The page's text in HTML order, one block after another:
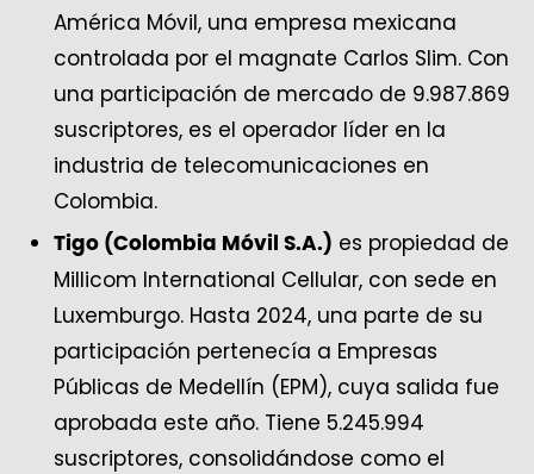
América Móvil, una empresa mexicana
controlada por el magnate Carlos Slim. Con
una participación de mercado de 9.987.869
suscriptores, es el operador líder en la
industria de telecomunicaciones en
Colombia.
Tigo (Colombia Móvil S.A.) es propiedad de
Millicom International Cellular, con sede en
Luxemburgo. Hasta 2024, una parte de su
participación pertenecía a Empresas
Públicas de Medellín (EPM), cuya salida fue
aprobada este año. Tiene 5.245.994
suscriptores, consolidándose como el